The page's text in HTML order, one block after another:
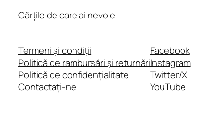
Cărțile de care ai nevoie
Termeni și condiții
Politică de rambursări și returnări
Politică de confidențialitate
Contactați-ne
Facebook
Instagram
Twitter/X
YouTube